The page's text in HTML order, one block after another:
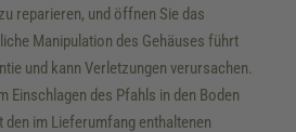
reparieren, und öffnen Sie das
Manipulation des Gehäuses führt
und kann Verletzungen verursachen.
Einschlagen des Pfahls in den Boden
den im Lieferumfang enthaltenen